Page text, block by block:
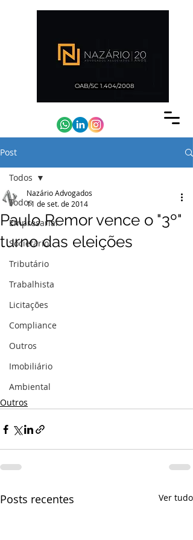
OAB/SC 1.404/2008
Post
Todos
Empresarial
Societário
Tributário
Trabalhista
Licitações
Compliance
Outros
Imobiliário
Ambiental
Todos
Paulo Remor vence o "3º"
turno das eleições
Nazário Advogados
11 de set. de 2014
Outros
Posts recentes Ver tudo